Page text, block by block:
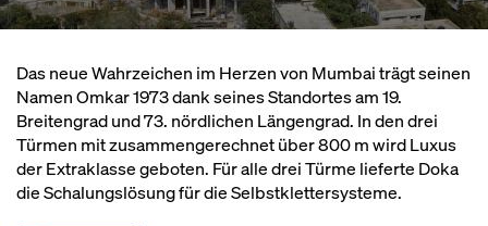
Das neue Wahrzeichen im Herzen von Mumbai trägt seinen
Namen Omkar 1973 dank seines Standortes am 19.
Breitengrad und 73. nördlichen Längengrad. In den drei
Türmen mit zusammengerechnet über 800 m wird Luxus
der Extraklasse geboten. Für alle drei Türme lieferte Doka
die Schalungslösung für die Selbstklettersysteme.